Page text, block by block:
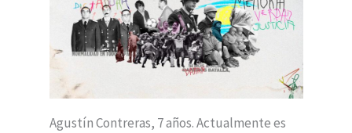
Agustín Contreras, 7 años. Actualmente es